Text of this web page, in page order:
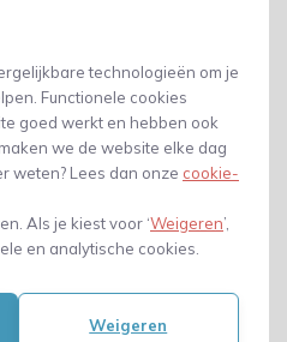
technologieën om je
Functionele cookies
goed werkt en hebben ook
we de website elke dag
weten? Lees dan onze cookie-
Als je kiest voor ‘Weigeren’,
en analytische cookies.
Weigeren
de elementen, zoals
populair in de kunstwereld
Ze zijn perfect voor het
illustraties en
materiaal. Door de
zijn, kunt u een
markers is dat ze